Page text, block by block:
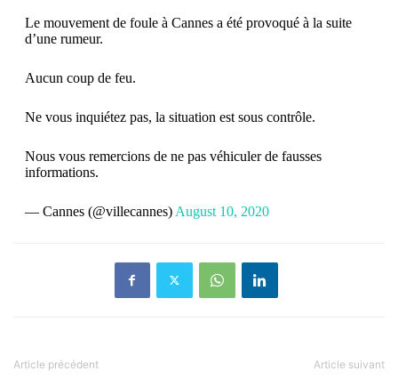
Le mouvement de foule à Cannes a été provoqué à la suite
d’une rumeur.
Aucun coup de feu.
Ne vous inquiétez pas, la situation est sous contrôle.
Nous vous remercions de ne pas véhiculer de fausses
informations.
— Cannes (@villecannes) August 10, 2020
Article précédent Article suivant